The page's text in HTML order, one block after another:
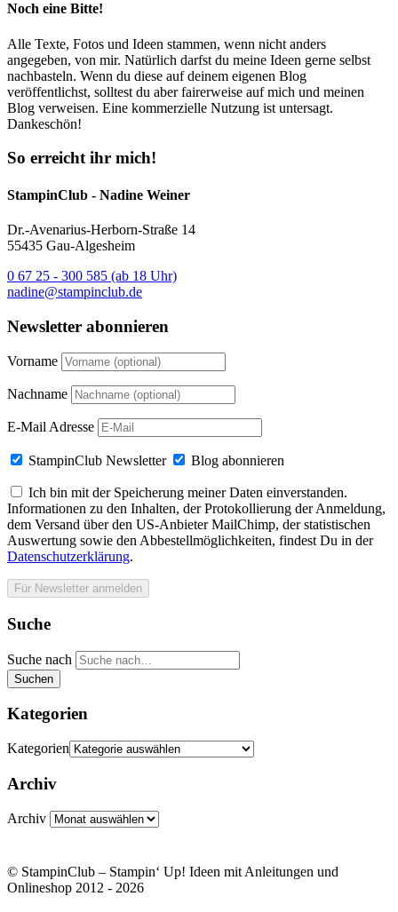
Noch eine Bitte!
Alle Texte, Fotos und Ideen stammen, wenn nicht anders
angegeben, von mir. Natürlich darfst du meine Ideen gerne selbst
nachbasteln. Wenn du diese auf deinem eigenen Blog
veröffentlichst, solltest du aber fairerweise auf mich und meinen
Blog verweisen. Eine kommerzielle Nutzung ist untersagt.
Dankeschön!
So erreicht ihr mich!
StampinClub - Nadine Weiner
Dr.-Avenarius-Herborn-Straße 14
55435 Gau-Algesheim
0 67 25 - 300 585 (ab 18 Uhr)
nadine@stampinclub.de
Newsletter abonnieren
Vorname
Nachname
E-Mail Adresse
StampinClub Newsletter Blog abonnieren
Ich bin mit der Speicherung meiner Daten einverstanden.
Informationen zu den Inhalten, der Protokollierung der Anmeldung,
dem Versand über den US-Anbieter MailChimp, der statistischen
Auswertung sowie den Abbestellmöglichkeiten, findest Du in der
Datenschutzerklärung.
Suche
Suche nach
Suchen
Kategorien
Kategorien
Archiv
Archiv
© StampinClub – Stampin‘ Up! Ideen mit Anleitungen und
Onlineshop 2012 - 2026